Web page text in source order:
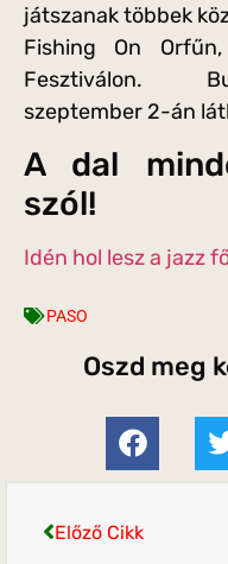
játszanak többek
Fishing On
Fesztiválon.
szeptember 2-án
A dal
szól!
Idén hol lesz a jazz
PASO
Oszd meg
Előző Cikk